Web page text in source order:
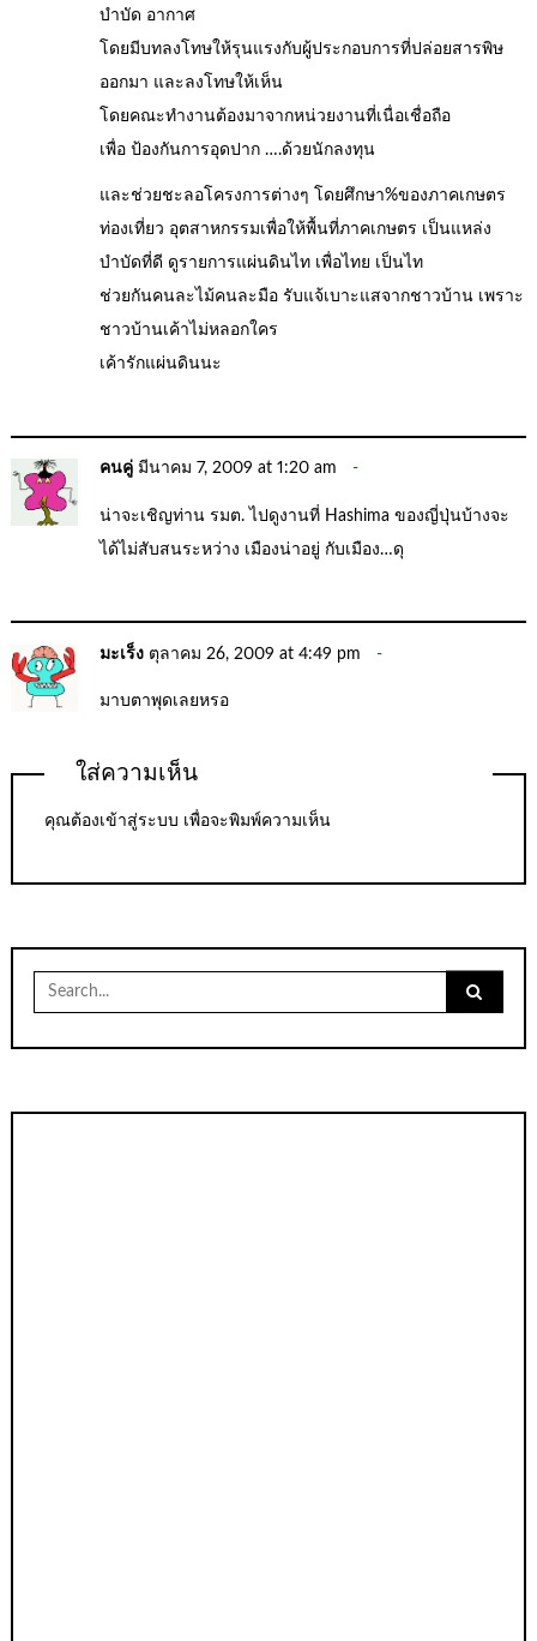
บำบัด อากาศ
โดยมีบทลงโทษให้รุนแรงกับผู้ประกอบการที่ปล่อยสารพิษ
ออกมา และลงโทษให้เห็น
โดยคณะทำงานต้องมาจากหน่วยงานที่เนื่อเชื่อถือ
เพื่อ ป้องกันการอุดปาก ….ด้วยนักลงทุน
และช่วยชะลอโครงการต่างๆ โดยศึกษา%ของภาคเกษตร
ท่องเที่ยว อุตสาหกรรมเพื่อให้พื้นที่ภาคเกษตร เป็นแหล่ง
บำบัดที่ดี ดูรายการแผ่นดินไท เพื่อไทย เป็นไท
ช่วยกันคนละไม้คนละมือ รับแจ้เบาะแสจากชาวบ้าน เพราะ
ชาวบ้านเค้าไม่หลอกใคร
เค้ารักแผ่นดินนะ
คนคู่ มีนาคม 7, 2009 at 1:20 am
น่าจะเชิญท่าน รมต. ไปดูงานที่ Hashima ของญี่ปุ่นบ้างจะ
ได้ไม่สับสนระหว่าง เมืองน่าอยู่ กับเมือง…ดุ
มะเร็ง ตุลาคม 26, 2009 at 4:49 pm
มาบตาพุดเลยหรอ
ใส่ความเห็น
คุณต้องเข้าสู่ระบบ เพื่อจะพิมพ์ความเห็น
Search
for: